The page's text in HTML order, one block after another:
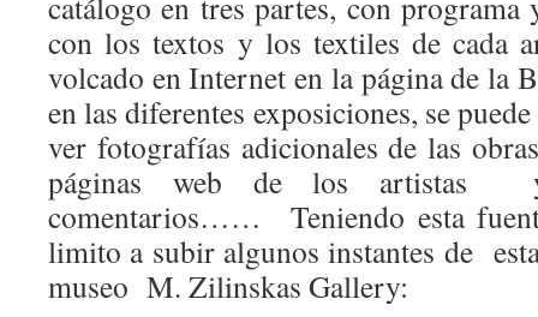
con los textos y los textiles de cada
volcado en Internet en la página de la
en las diferentes exposiciones, se
ver fotografías adicionales de las
páginas web de los artistas
comentarios…… Teniendo esta
limito a subir algunos instantes de
museo M. Zilinskas Gallery: